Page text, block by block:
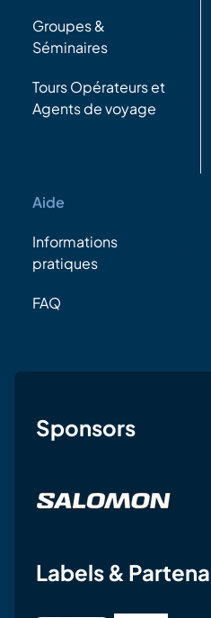
Groupes &
Séminaires
Tours Opérateurs et
Agents de voyage
Aide
Informations
pratiques
FAQ
Sponsors
Labels &